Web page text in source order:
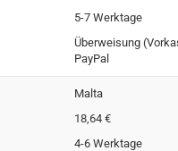
5-7 Werktage
Überweisung
PayPal
Malta
18,64 €
4-6 Werktage